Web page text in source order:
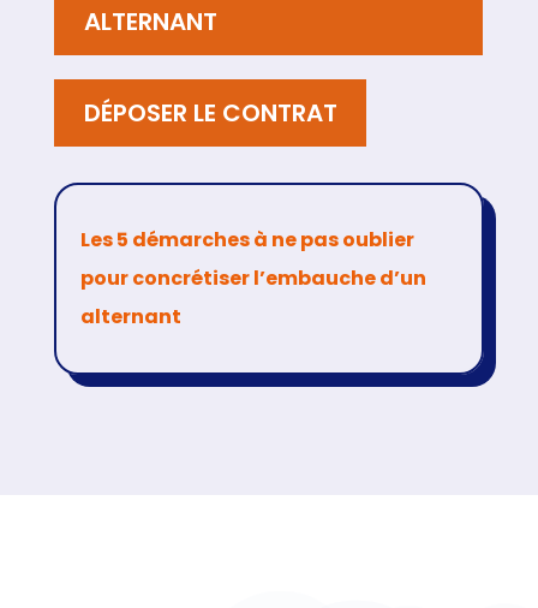
ALTERNANT
DÉPOSER LE CONTRAT
Les 5 démarches à ne pas oublier
pour concrétiser l’embauche d’un
alternant